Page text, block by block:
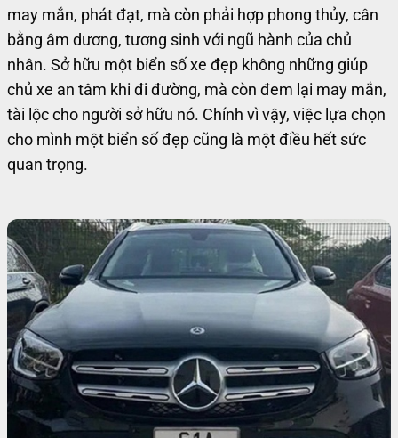
may mắn, phát đạt, mà còn phải hợp phong thủy, cân
bằng âm dương, tương sinh với ngũ hành của chủ
nhân. Sở hữu một biển số xe đẹp không những giúp
chủ xe an tâm khi đi đường, mà còn đem lại may mắn,
tài lộc cho người sở hữu nó. Chính vì vậy, việc lựa chọn
cho mình một biển số đẹp cũng là một điều hết sức
quan trọng.